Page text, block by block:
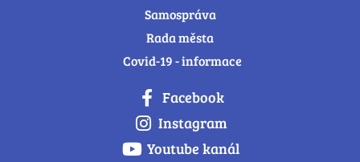
Samospráva
Rada města
Covid-19 - informace
Facebook
Instagram
Youtube kanál